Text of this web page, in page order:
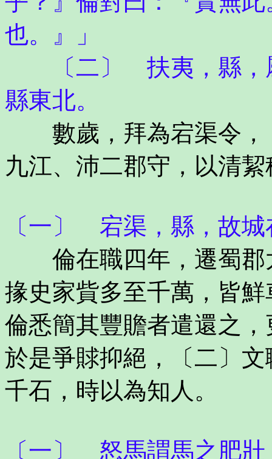
也。』」
〔二〕 扶夷，縣，屬
縣東北。
數歲，拜為宕渠令，
九江、沛二郡守，以清
〔一〕 宕渠，縣，故
倫在職四年，遷蜀郡
掾史家貲多至千萬，皆
倫悉簡其豐贍者遣還之
於是爭賕抑絕，〔二〕
千石，時以為知人。
〔一〕 怒馬謂馬之肥